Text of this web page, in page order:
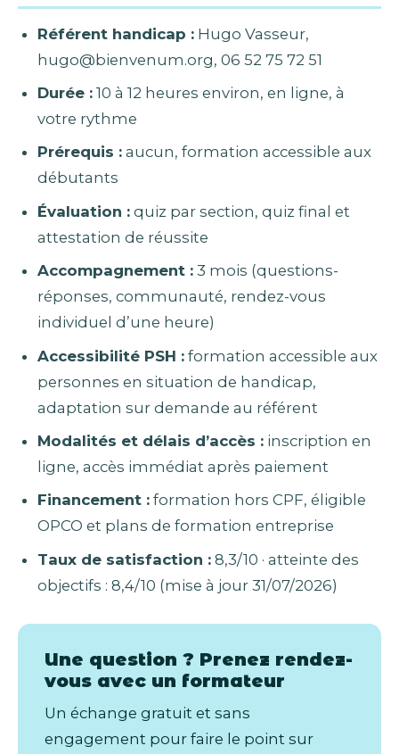
Référent handicap :Hugo Vasseur,
hugo@bienvenum.org, 06 52 75 72 51
Durée :10 à 12 heures environ, en ligne, à
votre rythme
Prérequis :aucun, formation accessible aux
débutants
Évaluation :quiz par section, quiz final et
attestation de réussite
Accompagnement :3 mois (questions-
réponses, communauté, rendez-vous
individuel d’une heure)
Accessibilité PSH :formation accessible aux
personnes en situation de handicap,
adaptation sur demande au référent
Modalités et délais d’accès :inscription en
ligne, accès immédiat après paiement
Financement :formation hors CPF, éligible
OPCO et plans de formation entreprise
Taux de satisfaction :8,3/10 · atteinte des
objectifs : 8,4/10 (mise à jour 31/07/2026)
Une question ? Prenez rendez-
vous avec un formateur
Un échange gratuit et sans
engagement pour faire le point sur